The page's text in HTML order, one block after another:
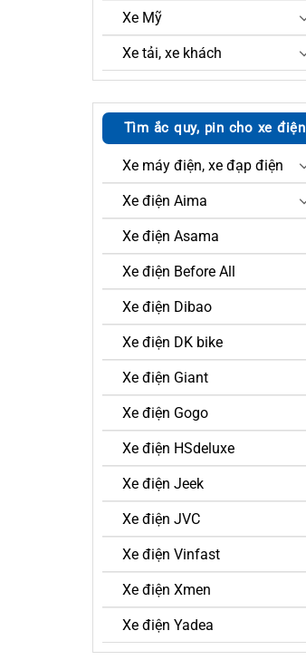
Xe Mỹ
Xe tải, xe khách
Tìm ắc quy, pin cho xe điện
Xe máy điện, xe đạp điện
Xe điện Aima
Xe điện Asama
Xe điện Before All
Xe điện Dibao
Xe điện DK bike
Xe điện Giant
Xe điện Gogo
Xe điện HSdeluxe
Xe điện Jeek
Xe điện JVC
Xe điện Vinfast
Xe điện Xmen
Xe điện Yadea